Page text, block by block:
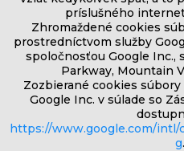
príslušného
Zhromaždené cookies
prostredníctvom služby
spoločnosťou Google Inc.,
Parkway, Mountain
Zozbierané cookies
Google Inc. v súlade so
https://www.google.com/
g.